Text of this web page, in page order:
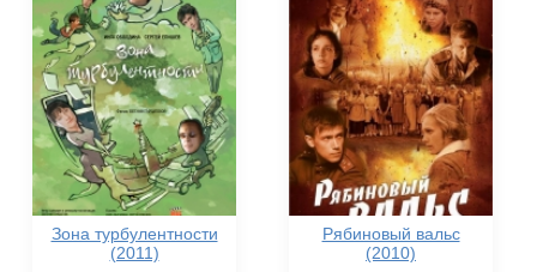
Зона турбулентности
(2011)
Рябиновый вальс
(2010)